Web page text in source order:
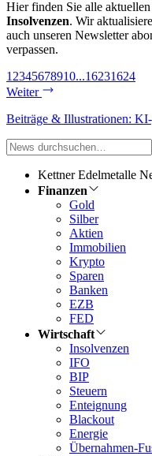
Hier finden Sie alle
Insolvenzen. Wir
auch unseren Newsletter
verpassen.
1 2345678910...16231624
Weiter
Beiträge & Illustrationen:
Kettner Edelmetalle
Finanzen
Gold
Silber
Aktien
Immobilien
Krypto
Sparen
Banken
EZB
FED
Wirtschaft
Insolvenzen
IFO
BIP
Steuern
Enteignung
Blackout
Energie
Übernahmen-